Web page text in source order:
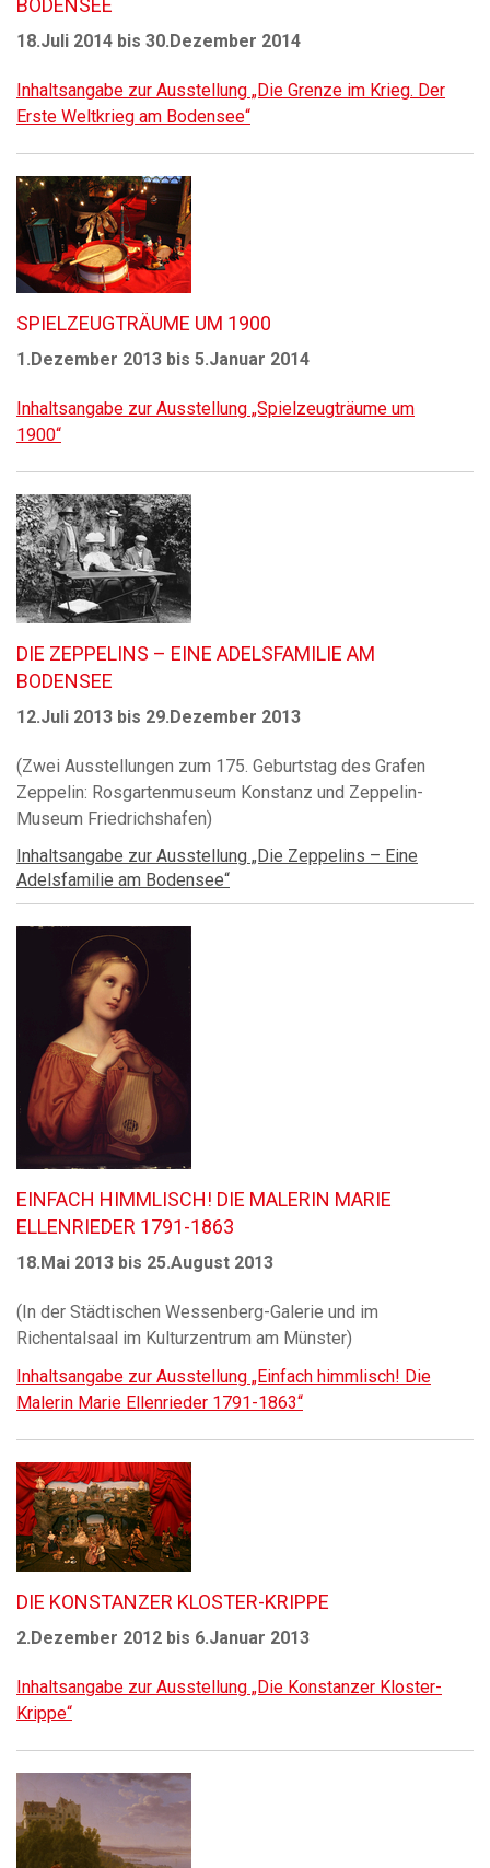
BODENSEE
18.Juli 2014 bis 30.Dezember 2014
Inhaltsangabe zur Ausstellung „Die Grenze im Krieg. Der
Erste Weltkrieg am Bodensee“
SPIELZEUGTRÄUME UM 1900
1.Dezember 2013 bis 5.Januar 2014
Inhaltsangabe zur Ausstellung „Spielzeugträume um
1900“
DIE ZEPPELINS – EINE ADELSFAMILIE AM
BODENSEE
12.Juli 2013 bis 29.Dezember 2013
(Zwei Ausstellungen zum 175. Geburtstag des Grafen
Zeppelin: Rosgartenmuseum Konstanz und Zeppelin-
Museum Friedrichshafen)
Inhaltsangabe zur Ausstellung „Die Zeppelins – Eine
Adelsfamilie am Bodensee“
EINFACH HIMMLISCH! DIE MALERIN MARIE
ELLENRIEDER 1791-1863
18.Mai 2013 bis 25.August 2013
(In der Städtischen Wessenberg-Galerie und im
Richentalsaal im Kulturzentrum am Münster)
Inhaltsangabe zur Ausstellung „Einfach himmlisch! Die
Malerin Marie Ellenrieder 1791-1863“
DIE KONSTANZER KLOSTER-KRIPPE
2.Dezember 2012 bis 6.Januar 2013
Inhaltsangabe zur Ausstellung „Die Konstanzer Kloster-
Krippe“